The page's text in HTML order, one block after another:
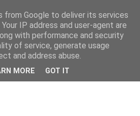
from Google to deliver its services
IP address and user-agent are
with performance and security
of service, generate usage
and address abuse.
MORE GOT IT